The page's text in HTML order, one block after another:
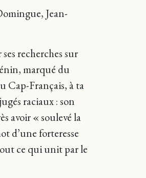
Jean-
recherches sur
marqué du
Cap-Français, à ta
raciaux : son
avoir « soulevé la
d’une forteresse
ce qui unit par le